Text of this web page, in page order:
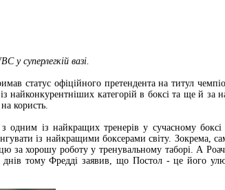
суперлегкій вазі.
статус офіційного претендента на титул
категорій в боксі та ще й
користь.
із найкращих тренерів у сучасному
із найкращими боксерами світу.
за хорошу роботу у тренувальному таборі. А
тому Фредді заявив, що Постол - це його